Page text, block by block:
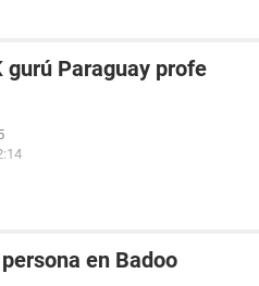
gurú Paraguay profe
en Badoo